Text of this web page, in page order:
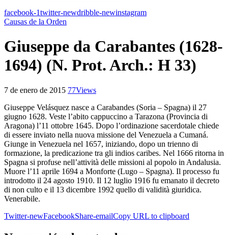
facebook-1twitter-newdribble-newinstagram
Causas de la Orden
Giuseppe da Carabantes (1628-
1694) (N. Prot. Arch.: H 33)
7 de enero de 2015 77Views
Giuseppe Velásquez nasce a Carabandes (Soria – Spagna) il 27
giugno 1628. Veste l’abito cappuccino a Tarazona (Provincia di
Aragona) l’11 ottobre 1645. Dopo l’ordinazione sacerdotale chiede
di essere inviato nella nuova missione del Venezuela a Cumaná.
Giunge in Venezuela nel 1657, iniziando, dopo un trienno di
formazione, la predicazione tra gli indios caribes. Nel 1666 ritorna in
Spagna si profuse nell’attività delle missioni al popolo in Andalusia.
Muore l’11 aprile 1694 a Monforte (Lugo – Spagna). Il processo fu
introdotto il 24 agosto 1910. Il 12 luglio 1916 fu emanato il decreto
di non culto e il 13 dicembre 1992 quello di validità giuridica.
Venerabile.
Twitter-newFacebookShare-emailCopy URL to clipboard